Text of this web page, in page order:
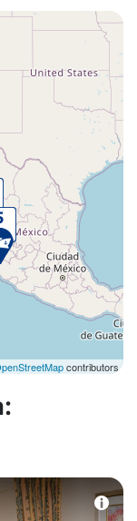
contributors